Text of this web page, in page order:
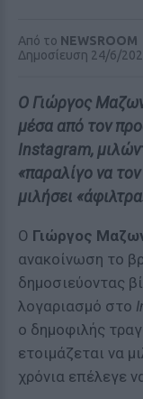
Από το NEWSROOM
Δημοσίευση 24/6/
Ο Γιώργος
μέσα από τον
Instagram,
«παραλίγο να
μιλήσει
Ο Γιώργος
ανακοίνωση το
δημοσιεύοντας
λογαριασμό στο
ο δημοφιλής
ετοιμάζεται να
χρόνια επέλεγε